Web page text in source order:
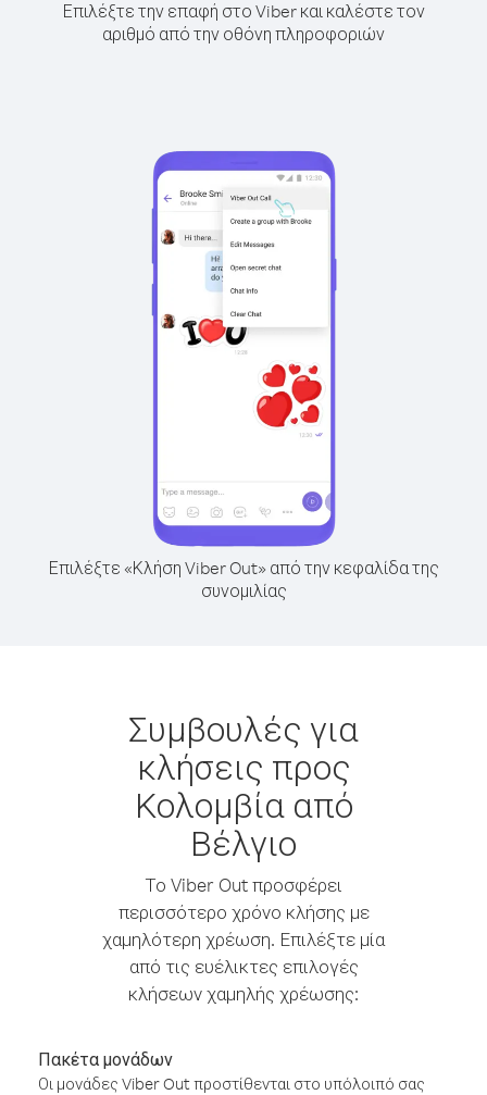
Επιλέξτε την επαφή στο Viber και καλέστε τον
αριθμό από την οθόνη πληροφοριών
Επιλέξτε «Κλήση Viber Out» από την κεφαλίδα της
συνομιλίας
Συμβουλές για
κλήσεις προς
Κολομβία από
Βέλγιο
Το Viber Out προσφέρει
περισσότερο χρόνο κλήσης με
χαμηλότερη χρέωση. Επιλέξτε μία
από τις ευέλικτες επιλογές
κλήσεων χαμηλής χρέωσης:
Πακέτα μονάδων
Οι μονάδες Viber Out προστίθενται στο υπόλοιπό σας